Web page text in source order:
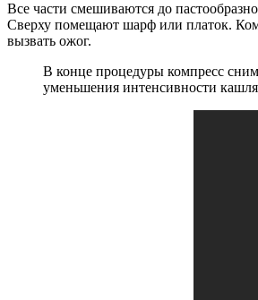
Все части смешиваются до
Сверху помещают шарф или платок.
вызвать ожог.
В конце процедуры компресс
уменьшения интенсивности